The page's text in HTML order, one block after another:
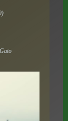
Gato